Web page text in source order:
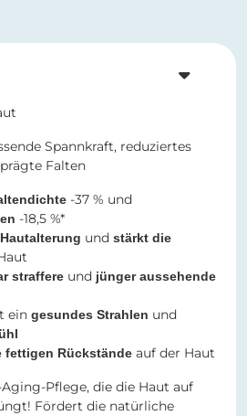
Spannkraft, reduziertes
Falten
-37 % und
-18,5 %*
und stärkt die
straffere und jünger aussehende
ein gesundes Strahlen und
fettigen Rückstände auf der Haut
Pflege, die die Haut auf
Fördert die natürliche